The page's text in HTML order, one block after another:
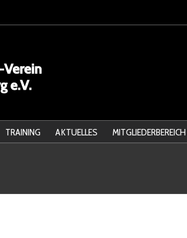
TRAINING AKTUELLES MITGLIEDERBEREICH